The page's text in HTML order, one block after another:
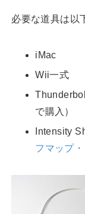
必要な道具は以
iMac
Wii一式
で購入）
Intensity
フマップ